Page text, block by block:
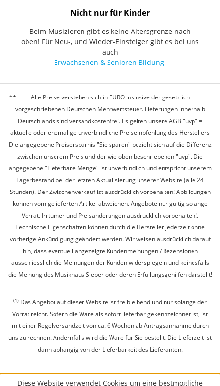
Nicht nur für Kinder
Beim Musizieren gibt es keine Altersgrenze nach
oben! Für Neu-, und Wieder-Einsteiger gibt es bei uns
auch
Erwachsenen & Senioren Bildung.
Alle Preise verstehen sich in EURO inklusive der gesetzlich
vorgeschriebenen Deutschen Mehrwertsteuer. Lieferungen innerhalb
Deutschlands sind versandkostenfrei. Es gelten unsere AGB "uvp" =
aktuelle oder ehemalige unverbindliche Preisempfehlung des Herstellers
Die angegebene Preisersparnis "Sie sparen" bezieht sich auf die Differenz
zwischen unserem Preis und der wie oben beschriebenen "uvp". Die
angegebene "Lieferbare Menge" ist unverbindlich und entspricht unserem
Lagerbestand bei der letzten Aktualisierung unserer Website (alle 24
Stunden). Der Zwischenverkauf ist ausdrücklich vorbehalten! Abbildungen
können vom gelieferten Artikel abweichen. Angebote nur gültig solange
Vorrat. Irrtümer und Preisänderungen ausdrücklich vorbehalten!.
Technische Eigenschaften können durch die Hersteller jederzeit ohne
vorherige Ankündigung geändert werden. Wir weisen ausdrücklich darauf
hin, dass eventuell angezeigte Kundenmeinungen / Rezensionen
ausschliesslich die Meinungen der Kunden widerspiegeln und keinesfalls
die Meinung des Musikhaus Sieber oder deren Erfüllungsgehilfen darstellt!
(1) Das Angebot auf dieser Website ist freibleibend und nur solange der
Vorrat reicht. Sofern die Ware als sofort lieferbar gekennzeichnet ist, ist
mit einer Regelversandzeit von ca. 6 Wochen ab Antragsannahme durch
uns zu rechnen. Andernfalls wird die Ware für Sie bestellt. Die Lieferzeit ist
dann abhängig von der Lieferbarkeit des Lieferanten.
Diese Website verwendet Cookies um eine bestmögliche